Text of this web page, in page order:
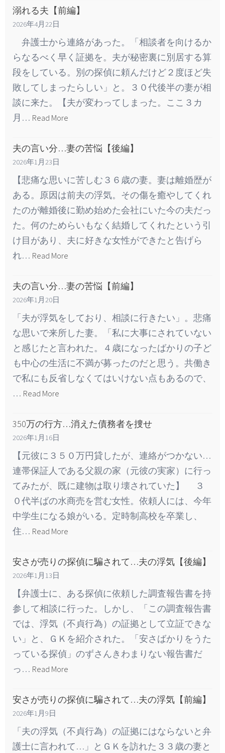
溺れる夫【前編】
2026年4月22日
弁護士から連絡があった。「相談者を向けるか
らなるべく早く証拠を。夫が秘密裏に別居する算
段をしている。別の探偵に頼んだけど２度ほど失
敗してしまったらしい」と。３０代後半の妻が相
談に来た。【夫が変わってしまった。ここ３カ
月… Read More
夫の言い分…妻の苦悩【後編】
2026年1月23日
【悲痛な思いに苦しむ３６歳の妻。妻は離婚歴が
ある。原因は前夫の浮気。その傷を癒やしてくれ
たのが離婚後に勤め始めた会社にいた今の夫だっ
た。何のためらいもなく結婚してくれたという引
け目があり、夫に好きな女性ができたと告げら
れ… Read More
夫の言い分…妻の苦悩【前編】
2026年1月20日
「夫が浮気をしており、相談に行きたい」。悲痛
な思いで来所した妻。「私に大事にされていない
と感じたと言われた。４歳になったばかりの子ど
も中心の生活に不満が募ったのだと思う。共働き
で私にも反省しなくてはいけない点もあるので、
… Read More
350万の行方…消えた債務者を捜せ
2026年1月16日
【元彼に３５０万円貸したが、連絡がつかない…
連帯保証人である父親の家（元彼の実家）に行っ
てみたが、既に建物は取り壊されていた】 ３
０代半ばの水商売を営む女性。依頼人には、今年
中学生になる娘がいる。定時制高校を卒業し、
住… Read More
安さが売りの探偵に騙されて…夫の浮気【後編】
2026年1月13日
【弁護士に、ある探偵に依頼した調査報告書を持
参して相談に行った。しかし、「この調査報告書
では、浮気（不貞行為）の証拠として立証できな
い」と、ＧＫを紹介された。「安さばかりをうた
っている探偵」のずさんきわまりない報告書だ
っ… Read More
安さが売りの探偵に騙されて…夫の浮気【前編】
2026年1月9日
「夫の浮気（不貞行為）の証拠にはならないと弁
護士に言われて…」とＧＫを訪れた３３歳の妻と